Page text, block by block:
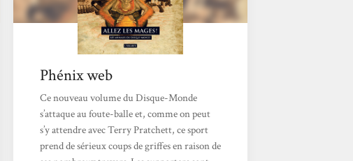
Phénix web
Ce nouveau volume du Disque-Monde
s’attaque au foute-balle et, comme on peut
s’y attendre avec Terry Pratchett, ce sport
prend de sérieux coups de griffes en raison de